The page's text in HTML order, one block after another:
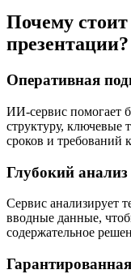
Почему
презентации?
Оперативная
ИИ-сервис помогает
структуру, ключевые
сроков и требований
Глубокий
Сервис анализирует
вводные данные,
содержательное